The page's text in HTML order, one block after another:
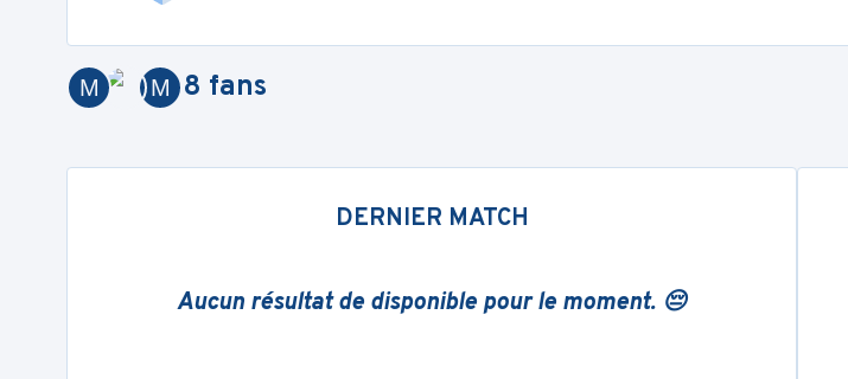
M
M 8 fans
DERNIER MATCH
Aucun résultat de disponible pour le moment. 😔